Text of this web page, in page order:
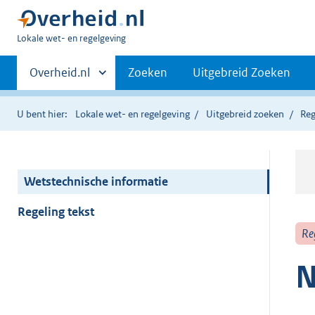
U
hier:
Lokale wet- en regelgeving
Primaire
navigatie
Andere
sites
binnen
Overheid.nl Zoeken Uitgebreid Zoeken
U bent hier: Lokale wet- en regelgeving Uitgebreid zoeken
Wetstechnische informatie
Regeling tekst